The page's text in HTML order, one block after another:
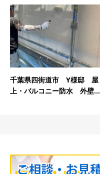
千葉県四街道市 Y様邸 屋
上・バルコニー防水 外壁...